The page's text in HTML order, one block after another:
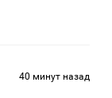
40 минут назад